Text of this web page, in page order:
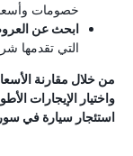
خصومات
ابحث عن
التي تقدمها
من خلال مقارنة
واختيار الإيجارات
استئجار سيارة في